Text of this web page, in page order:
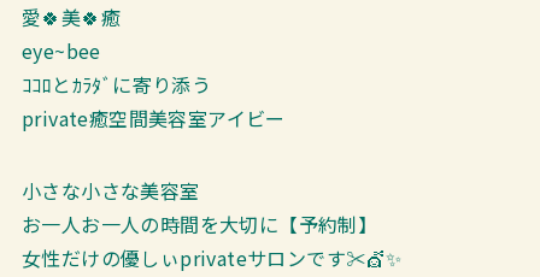
愛🍀美🍀癒
eye~bee
ｺｺﾛとｶﾗﾀﾞに寄り添う
private癒空間美容室アイビー
小さな小さな美容室
お一人お一人の時間を大切に【予約制】
女性だけの優しぃprivateサロンです✂💇✨